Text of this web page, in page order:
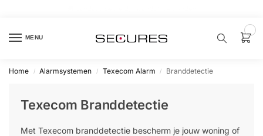
MENU
Home / Alarmsystemen / Texecom Alarm / Branddetectie
Texecom Branddetectie
Met Texecom branddetectie bescherm je jouw woning of